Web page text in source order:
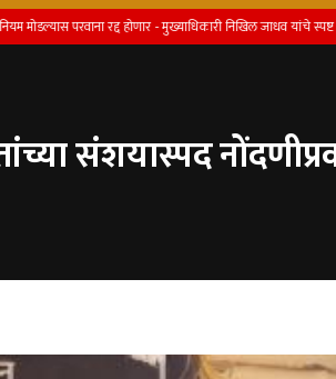
रद्द होणार - मुख्याधिकारी निखिल जाधव यांचे स्पष्ट निर्देश
संशयास्पद